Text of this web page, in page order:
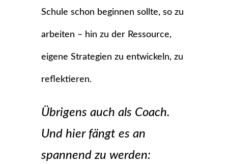
Schule schon beginnen sollte, so zu
arbeiten – hin zu der Ressource,
eigene Strategien zu entwickeln, zu
reflektieren.
Übrigens auch als Coach.
Und hier fängt es an
spannend zu werden: